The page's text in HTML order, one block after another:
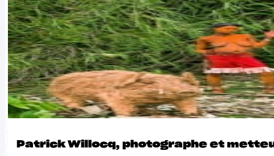
Patrick Willocq, photographe et